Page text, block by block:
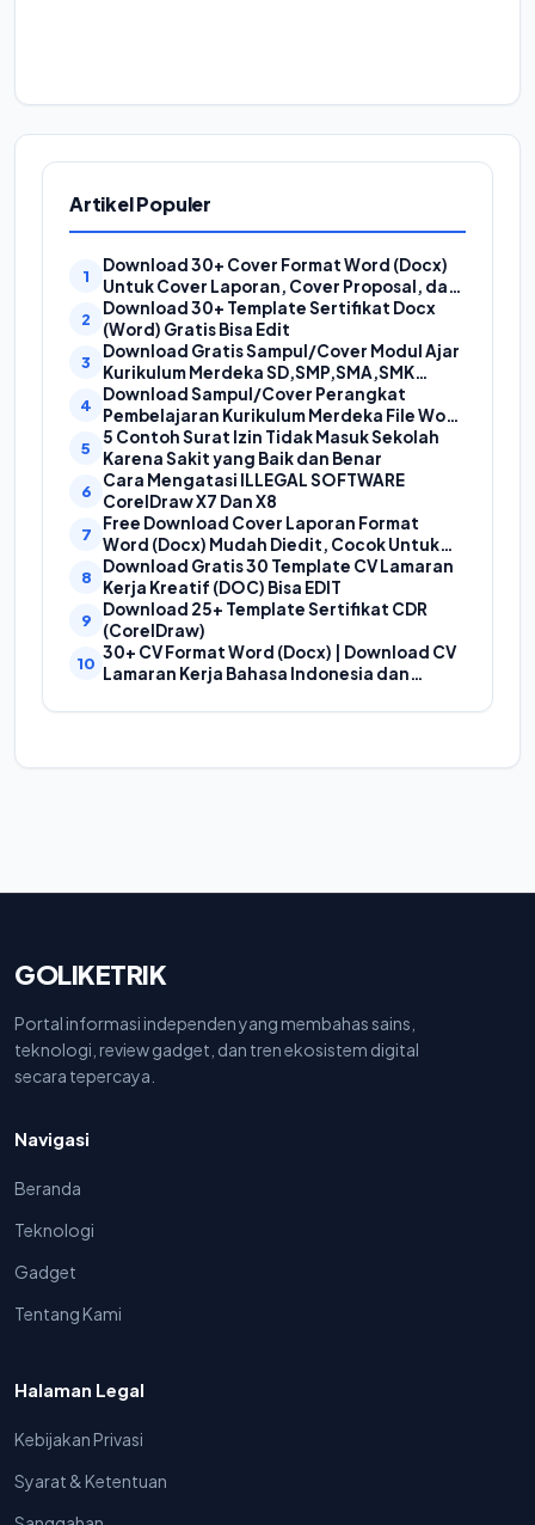
Artikel Populer
Download 30+ Cover Format Word (Docx)
Untuk Cover Laporan, Cover Proposal, dan
Cover Makalah
Download 30+ Template Sertifikat Docx
(Word) Gratis Bisa Edit
Download Gratis Sampul/Cover Modul Ajar
Kurikulum Merdeka SD,SMP,SMA,SMK
Format Doc (Ms Word)
Download Sampul/Cover Perangkat
Pembelajaran Kurikulum Merdeka File Word
(Doc) | Contoh Cover Kurikum Merdeka
5 Contoh Surat Izin Tidak Masuk Sekolah
Karena Sakit yang Baik dan Benar
Cara Mengatasi ILLEGAL SOFTWARE
CorelDraw X7 Dan X8
Free Download Cover Laporan Format
Word (Docx) Mudah Diedit, Cocok Untuk
Cover Laporan Kegiatan, Makalah Dan
Proposal
Download Gratis 30 Template CV Lamaran
Kerja Kreatif (DOC) Bisa EDIT
Download 25+ Template Sertifikat CDR
(CorelDraw)
30+ CV Format Word (Docx) | Download CV
Lamaran Kerja Bahasa Indonesia dan
GOLIKETRIK
Portal informasi independen yang membahas sains,
teknologi, review gadget, dan tren ekosistem digital
secara tepercaya.
Navigasi
Beranda
Teknologi
Gadget
Tentang Kami
Halaman Legal
Kebijakan Privasi
Syarat & Ketentuan